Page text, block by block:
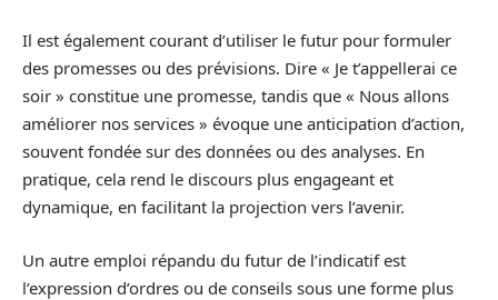
Il est également courant d’utiliser le futur pour formuler
des promesses ou des prévisions. Dire « Je t’appellerai ce
soir » constitue une promesse, tandis que « Nous allons
améliorer nos services » évoque une anticipation d’action,
souvent fondée sur des données ou des analyses. En
pratique, cela rend le discours plus engageant et
dynamique, en facilitant la projection vers l’avenir.
Un autre emploi répandu du futur de l’indicatif est
l’expression d’ordres ou de conseils sous une forme plus